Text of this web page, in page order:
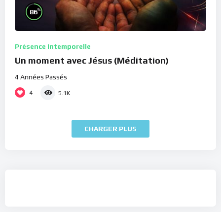
86%
Présence Intemporelle
Un moment avec Jésus (Méditation)
4 Années Passés
4 5.1K
CHARGER PLUS